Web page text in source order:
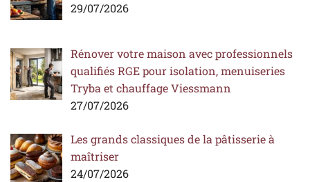
29/07/2026
Rénover votre maison avec professionnels
qualifiés RGE pour isolation, menuiseries
Tryba et chauffage Viessmann
27/07/2026
Les grands classiques de la pâtisserie à
maîtriser
24/07/2026